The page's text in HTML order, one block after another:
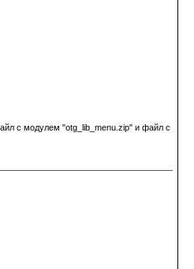
с модулем "otg_lib_menu.zip" и файл с